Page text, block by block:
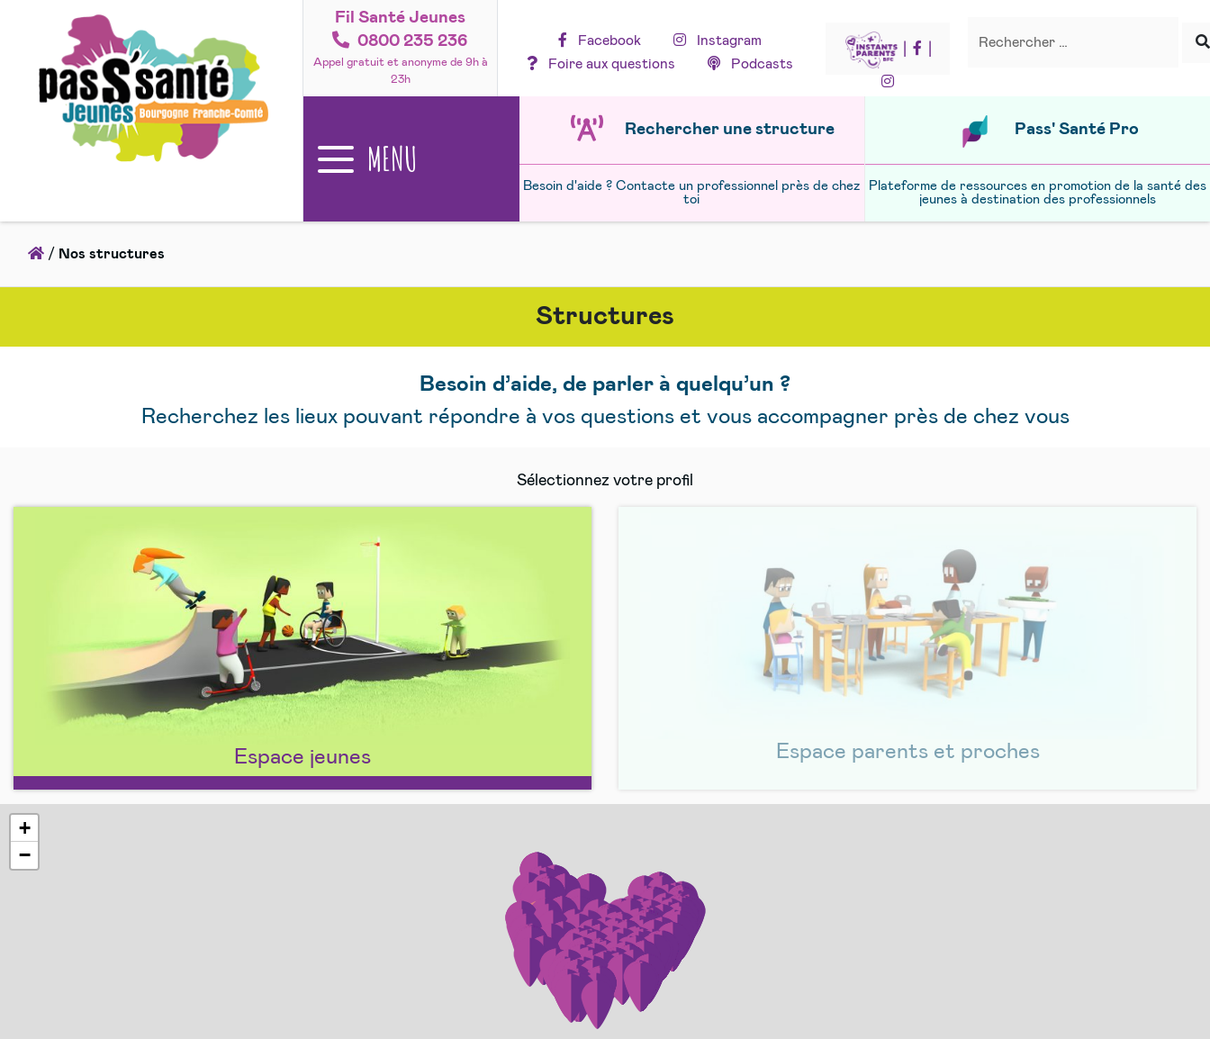
Fil Santé Jeunes
0800 235 236
Appel gratuit et anonyme de 9h à
23h
Facebook
Instagram
Foire aux questions
Podcasts
Rechercher
MENU
Rechercher une structure
Besoin d'aide ? Contacte un professionnel près de chez
toi
Pass' Santé Pro
Plateforme de ressources en promotion de la santé des
jeunes à destination des professionnels
Accueil
/ Nos structures
Structures
Besoin d’aide, de parler à quelqu’un ?
Recherchez les lieux pouvant répondre à vos questions et vous accompagner près de chez vous
Sélectionnez votre profil
Espace jeunes Espace parents et proches
169
144
571
+
−